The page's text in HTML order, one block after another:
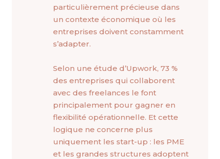
particulièrement précieuse dans
un contexte économique où les
entreprises doivent constamment
s’adapter.
Selon une étude d’Upwork, 73 %
des entreprises qui collaborent
avec des freelances le font
principalement pour gagner en
flexibilité opérationnelle. Et cette
logique ne concerne plus
uniquement les start-up : les PME
et les grandes structures adoptent